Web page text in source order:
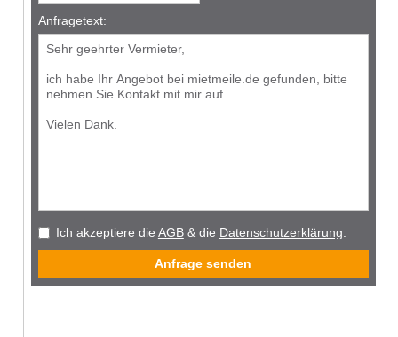
Anfragetext:
Ich akzeptiere die AGB& die Datenschutzerklärung.